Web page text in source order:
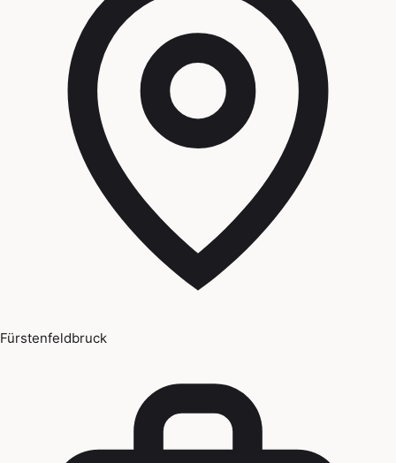
Fürstenfeldbruck